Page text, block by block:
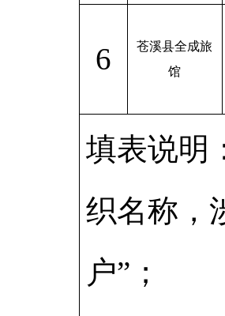
6
苍溪县全成旅
馆
填表说明
织名称，
户”；